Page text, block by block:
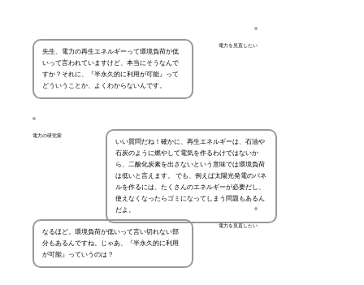
電力を見直したい
先生、電力の再生エネルギーって環境負荷が低
いって言われていますけど、本当にそうなんで
すか？それに、『半永久的に利用が可能』って
どういうことか、よくわからないんです。
電力の研究家
いい質問だね！確かに、再生エネルギーは、石油や
石炭のように燃やして電気を作るわけではないか
ら、二酸化炭素を出さないという意味では環境負荷
は低いと言えます。 でも、例えば太陽光発電のパネ
ルを作るには、たくさんのエネルギーが必要だし、
使えなくなったらゴミになってしまう問題もあるん
だよ。
電力を見直したい
なるほど。環境負荷が低いって言い切れない部
分もあるんですね。じゃあ、『半永久的に利用
が可能』っていうのは？